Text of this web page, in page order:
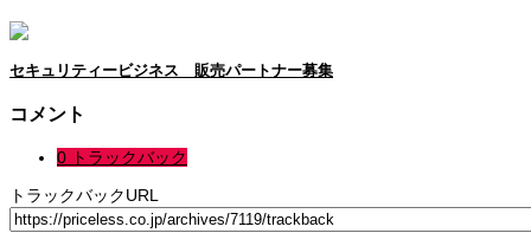
セキュリティービジネス 販売パートナー募集
コメント
0 トラックバック
トラックバックURL